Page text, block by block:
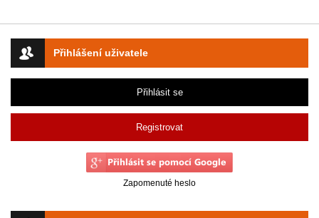
Přihlášení uživatele
Přihlásit se
Registrovat
Zapomenuté heslo